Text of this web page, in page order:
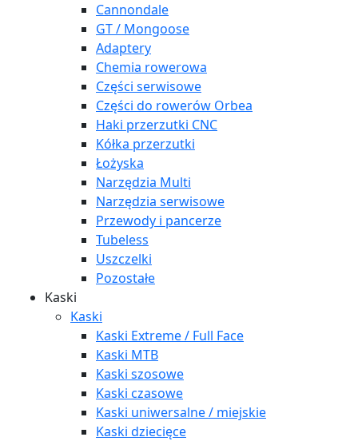
Cannondale
GT / Mongoose
Adaptery
Chemia rowerowa
Części serwisowe
Części do rowerów Orbea
Haki przerzutki CNC
Kółka przerzutki
Łożyska
Narzędzia Multi
Narzędzia serwisowe
Przewody i pancerze
Tubeless
Uszczelki
Pozostałe
Kaski
Kaski
Kaski Extreme / Full Face
Kaski MTB
Kaski szosowe
Kaski czasowe
Kaski uniwersalne / miejskie
Kaski dziecięce